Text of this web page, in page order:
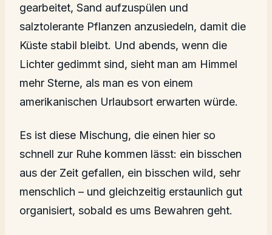
gearbeitet, Sand aufzuspülen und
salztolerante Pflanzen anzusiedeln, damit die
Küste stabil bleibt. Und abends, wenn die
Lichter gedimmt sind, sieht man am Himmel
mehr Sterne, als man es von einem
amerikanischen Urlaubsort erwarten würde.
Es ist diese Mischung, die einen hier so
schnell zur Ruhe kommen lässt: ein bisschen
aus der Zeit gefallen, ein bisschen wild, sehr
menschlich – und gleichzeitig erstaunlich gut
organisiert, sobald es ums Bewahren geht.